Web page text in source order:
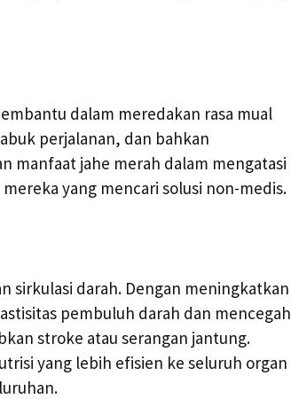
dalam meredakan rasa mual
perjalanan, dan bahkan
manfaat jahe merah dalam mengatasi
yang mencari solusi non-medis.
sirkulasi darah. Dengan meningkatkan
pembuluh darah dan mencegah
stroke atau serangan jantung.
yang lebih efisien ke seluruh organ